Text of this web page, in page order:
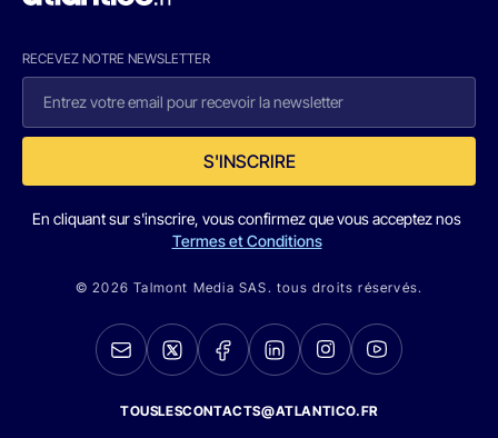
RECEVEZ NOTRE NEWSLETTER
S'INSCRIRE
En cliquant sur s'inscrire, vous confirmez que vous acceptez nos
Termes et Conditions
© 2026 Talmont Media SAS. tous droits réservés.
TOUSLESCONTACTS@ATLANTICO.FR